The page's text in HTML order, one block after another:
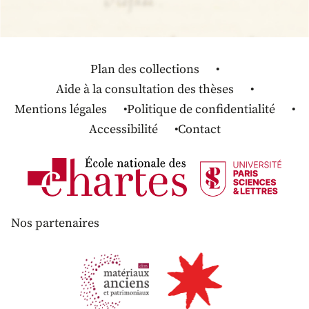
Plan des collections
Aide à la consultation des thèses
Mentions légales
Politique de confidentialité
Accessibilité
Contact
Nos partenaires